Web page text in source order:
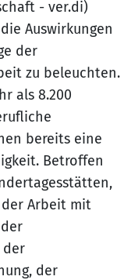
- ver.di)
Auswirkungen
der
zu beleuchten.
als 8.200
bereits eine
Betroffen
der Arbeit mit
der
der